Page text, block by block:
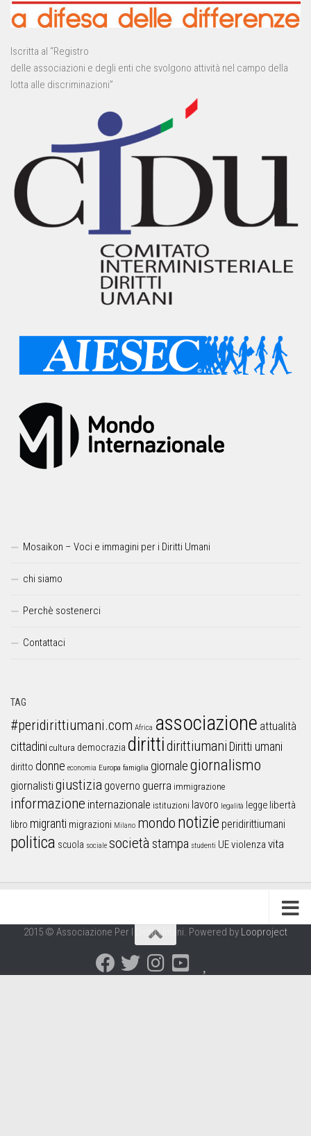
Iscritta al “Registro
delle associazioni e degli enti che svolgono attività nel campo della
lotta alle discriminazioni”
Mosaikon – Voci e immagini per i Diritti Umani
chi siamo
Perchè sostenerci
Contattaci
TAG
#peridirittiumani.com Africa associazione attualità
cittadini cultura democrazia dirittidirittiumani Diritti umani
diritto donne economia Europa famiglia giornalegiornalismo
giornalistigiustizia governo guerra immigrazione
informazione internazionale istituzioni lavoro legalità legge libertà
libro migranti migrazioni Milano mondo notizie peridirittiumani
politica scuola sociale società stampa studenti UEviolenza vita
2015 © Associazione Per I Diritti Umani. Powered by Looproject